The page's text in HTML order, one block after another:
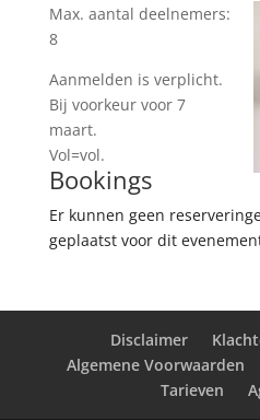
Max. aantal deelnemers:
8
Aanmelden is verplicht.
Bij voorkeur voor 7
maart.
Vol=vol.
Bookings
Er kunnen geen
geplaatst voor dit
Disclaimer
Algemene Voorwaarden
Tarieven